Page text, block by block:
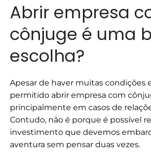
Abrir empresa
cônjuge é uma
escolha?
Apesar de haver muitas condições
permitido abrir empresa com
principalmente em casos de
Contudo, não é porque é possível
investimento que devemos
aventura sem pensar duas vezes.